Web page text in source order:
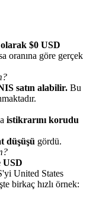
$0 USD
oranına göre gerçek
satın alabilir. Bu
istikrarını korudu
düşüşü gördü.
USD
United States
birkaç hızlı örnek: